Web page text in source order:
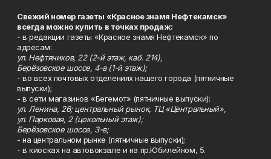
Свежий номер газеты «Красное знамя Нефтекамск»
всегда можно купить в точках продаж:
- в редакции газеты «Красное знамя Нефтекамск» по
адресам:
ул. Нефтяников, 22 (2-й этаж, каб. 214),
Берёзовское шоссе, 4-а (1-й этаж);
- во всех почтовых отделениях нашего города (пятничные
выпуски);
- в сети магазинов «Бегемот» (пятничные выпуски):
ул. Ленина, 26; центральный рынок, ТЦ «Центральный»,
ул. Парковая, 2 (цокольный этаж);
Берёзовское шоссе, 3-в;
- на центральном рынке (пятничные выпуски);
- в киосках на автовокзале и на пр.Юбилейном, 5.